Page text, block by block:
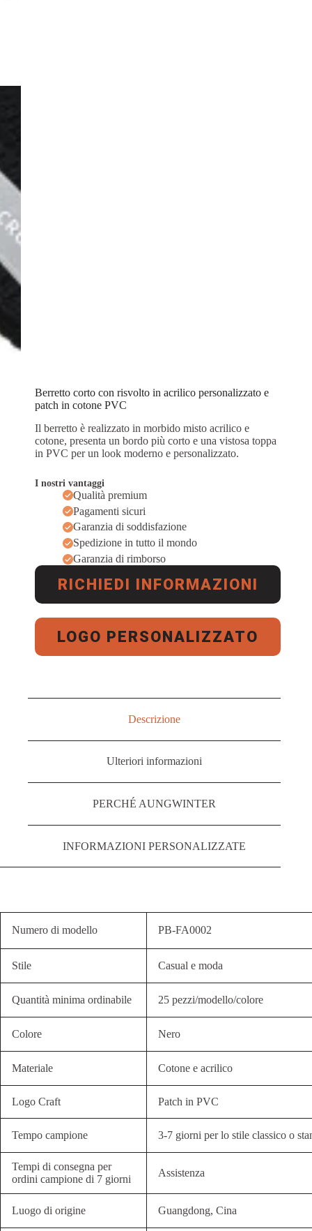
Berretto corto con risvolto in acrilico personalizzato e
patch in cotone PVC
Il berretto è realizzato in morbido misto acrilico e
cotone, presenta un bordo più corto e una vistosa toppa
in PVC per un look moderno e personalizzato.
I nostri vantaggi
Qualità premium
Pagamenti sicuri
Garanzia di soddisfazione
Spedizione in tutto il mondo
Garanzia di rimborso
RICHIEDI INFORMAZIONI
LOGO PERSONALIZZATO
Descrizione
Ulteriori informazioni
PERCHÉ AUNGWINTER
INFORMAZIONI PERSONALIZZATE
Numero di modello PB-FA0002
Stile Casual e moda
Quantità minima ordinabile 25 pezzi/modello/colore
Colore Nero
Materiale Cotone e acrilico
Logo Craft Patch in PVC
Tempo campione 3-7 giorni per lo stile classico o
Tempi di consegna per
ordini campione di 7 giorni
Assistenza
Luogo di origine Guangdong, Cina